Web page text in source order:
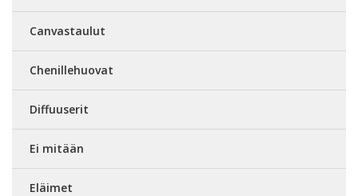
Canvastaulut
Chenillehuovat
Diffuuserit
Ei mitään
Eläimet